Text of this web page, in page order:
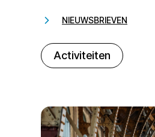
NIEUWSBRIEVEN
Activiteiten
232323